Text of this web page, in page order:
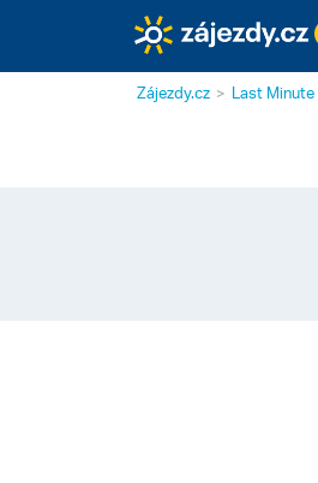
Zájezdy.cz Last Minute